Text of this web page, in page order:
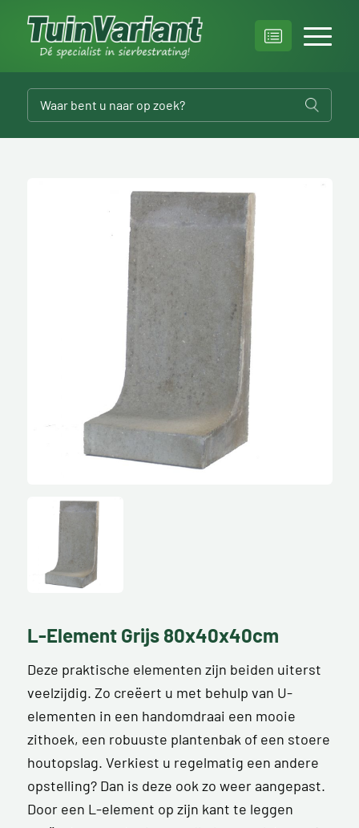
L-Element Grijs 80x40x40cm
Deze praktische elementen zijn beiden uiterst
veelzijdig. Zo creëert u met behulp van U-
elementen in een handomdraai een mooie
zithoek, een robuuste plantenbak of een stoere
houtopslag. Verkiest u regelmatig een andere
opstelling? Dan is deze ook zo weer aangepast.
Door een L-element op zijn kant te leggen